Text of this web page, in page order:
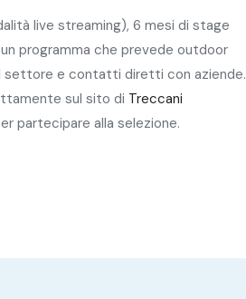
live streaming), 6 mesi di stage
programma che prevede outdoor
settore e contatti diretti con aziende.
sul sito di Treccani
partecipare alla selezione.